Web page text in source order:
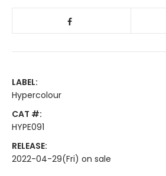
LABEL:
Hypercolour
CAT #:
HYPE091
RELEASE:
2022-04-29(Fri) on sale